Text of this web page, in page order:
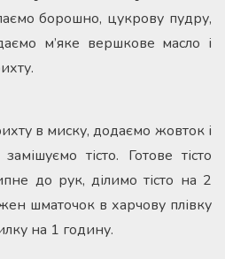
борошно, цукрову пудру,
м’яке вершкове масло і
в миску, додаємо жовток і
тісто. Готове тісто
до рук, ділимо тісто на 2
шматочок в харчову плівку
на 1 годину.